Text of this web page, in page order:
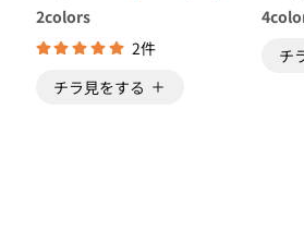
2colors
2件
チラ見をする
4
チ